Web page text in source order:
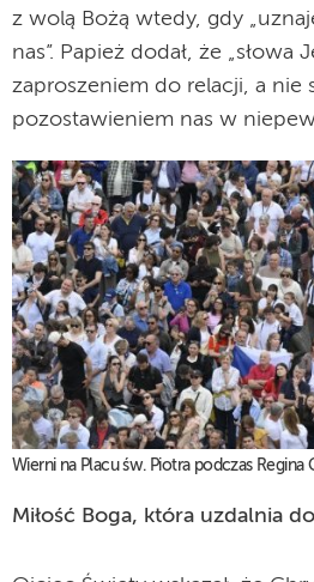
z wolą Bożą wtedy, gdy
nas”. Papież dodał, że „słowa
zaproszeniem do relacji, a nie
pozostawieniem nas w
Wierni na Placu św. Piotra podczas Regina
Miłość Boga, która uzdalnia